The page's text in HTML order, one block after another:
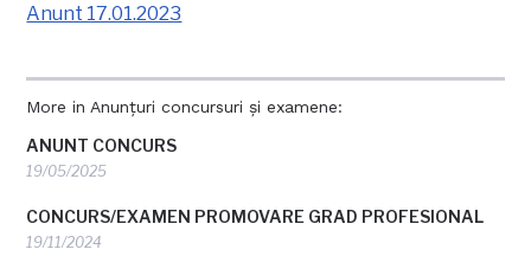
More in Anunțuri concursuri și examene:
ANUNT CONCURS
19/05/2025
CONCURS/EXAMEN PROMOVARE GRAD PROFESIONAL
19/11/2024
Anunt 17.01.2023